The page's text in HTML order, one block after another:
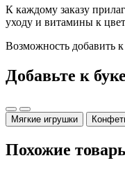
К каждому заказу
уходу и витамины к
Возможность добавить
Добавьте к
Мягкие игрушки
Похожие